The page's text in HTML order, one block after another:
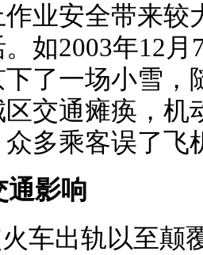
业安全带来较
如2003年12
了一场小雪，
交通瘫痪，机
多乘客误了飞
通影响
车出轨以至颠